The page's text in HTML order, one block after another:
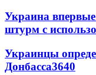
Украина
штурм с
Украинцы
Донбасса3640